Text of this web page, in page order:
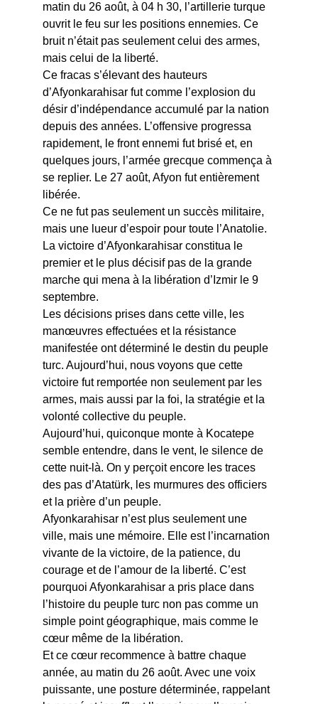
matin du 26 août, à 04 h 30, l’artillerie turque
ouvrit le feu sur les positions ennemies. Ce
bruit n’était pas seulement celui des armes,
mais celui de la liberté.
Ce fracas s’élevant des hauteurs
d’Afyonkarahisar fut comme l’explosion du
désir d’indépendance accumulé par la nation
depuis des années. L’offensive progressa
rapidement, le front ennemi fut brisé et, en
quelques jours, l’armée grecque commença à
se replier. Le 27 août, Afyon fut entièrement
libérée.
Ce ne fut pas seulement un succès militaire,
mais une lueur d’espoir pour toute l’Anatolie.
La victoire d’Afyonkarahisar constitua le
premier et le plus décisif pas de la grande
marche qui mena à la libération d’Izmir le 9
septembre.
Les décisions prises dans cette ville, les
manœuvres effectuées et la résistance
manifestée ont déterminé le destin du peuple
turc. Aujourd’hui, nous voyons que cette
victoire fut remportée non seulement par les
armes, mais aussi par la foi, la stratégie et la
volonté collective du peuple.
Aujourd’hui, quiconque monte à Kocatepe
semble entendre, dans le vent, le silence de
cette nuit-là. On y perçoit encore les traces
des pas d’Atatürk, les murmures des officiers
et la prière d’un peuple.
Afyonkarahisar n’est plus seulement une
ville, mais une mémoire. Elle est l’incarnation
vivante de la victoire, de la patience, du
courage et de l’amour de la liberté. C’est
pourquoi Afyonkarahisar a pris place dans
l’histoire du peuple turc non pas comme un
simple point géographique, mais comme le
cœur même de la libération.
Et ce cœur recommence à battre chaque
année, au matin du 26 août. Avec une voix
puissante, une posture déterminée, rappelant